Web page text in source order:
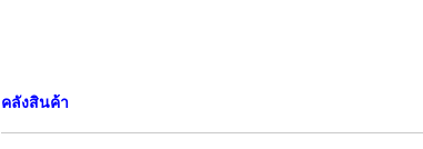
คลังสินค้า